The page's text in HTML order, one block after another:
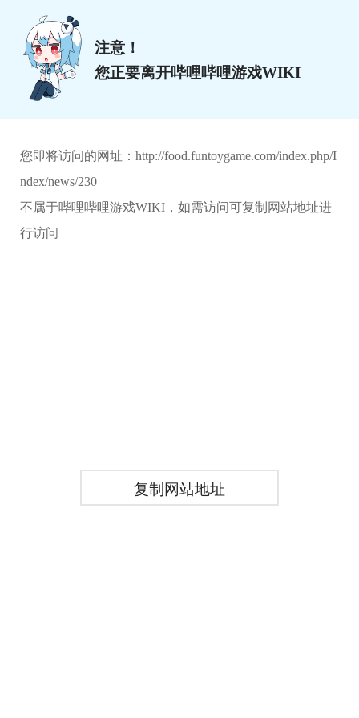
注意！
您正要离开哔哩哔哩游戏WIKI
您即将访问的网址： http://food.funtoygame.com/index.php/I
ndex/news/230
不属于哔哩哔哩游戏WIKI，如需访问可复制网站地址进
行访问
复制网站地址